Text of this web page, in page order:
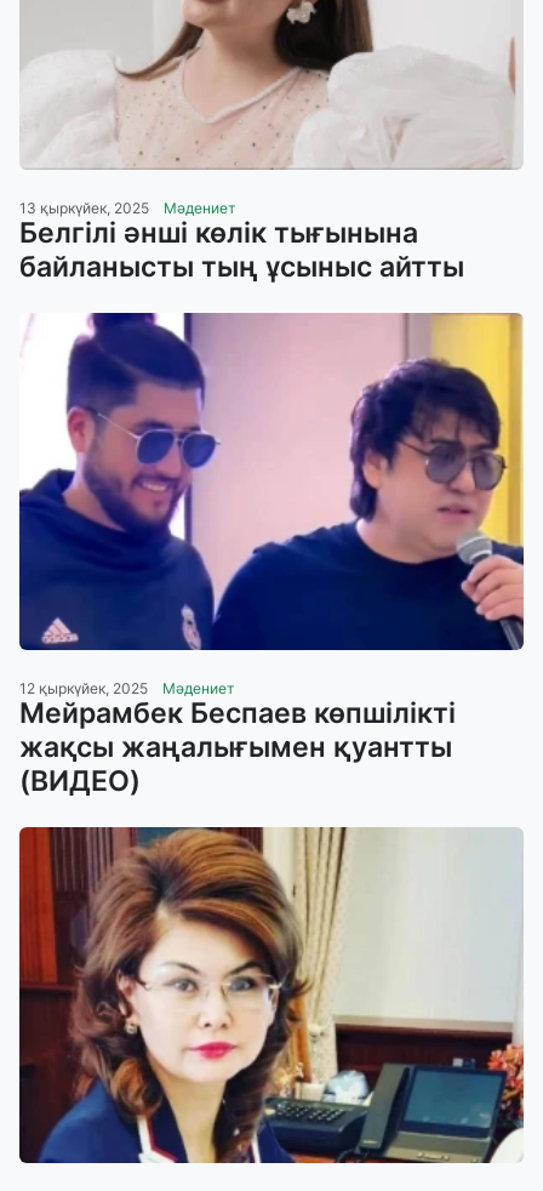
13 қыркүйек, 2025 Мәдениет
Белгілі әнші көлік тығынына
байланысты тың ұсыныс айтты
12 қыркүйек, 2025 Мәдениет
Мейрамбек Беспаев көпшілікті
жақсы жаңалығымен қуантты
(ВИДЕО)